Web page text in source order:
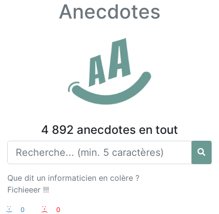
Anecdotes
4 892 anecdotes en tout
Que dit un informaticien en colère ?
Fichieeer !!!
:-) 0 :-(
0